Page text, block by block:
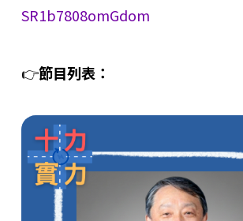
SR1b7808omGdom
👉節目列表：